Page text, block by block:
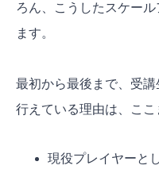
ろん、こうしたスケー
ます。
最初から最後まで、受
行えている理由は、こ
現役プレイヤーと